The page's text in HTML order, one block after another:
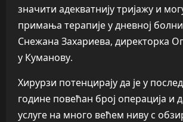
значити адекватнију тријажу и
примања терапије у дневној
Снежана Захариева, директорка
у Куманову.
Хирурзи потенцирају да је у
године повећан број операција и
услуге на много већем ниву с